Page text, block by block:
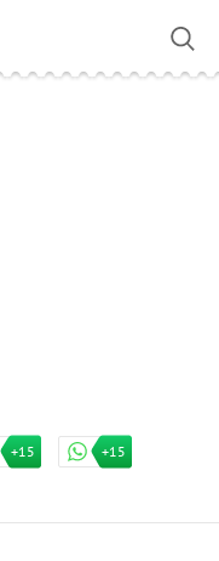
+15 +15